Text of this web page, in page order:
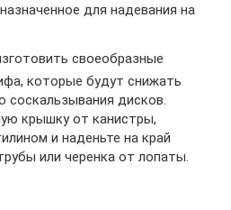
для надевания на
своеобразные
которые будут снижать
соскальзывания дисков.
крышку от канистры,
и наденьте на край
или черенка от лопаты.